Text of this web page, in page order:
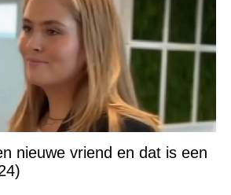
nieuwe vriend en dat is een